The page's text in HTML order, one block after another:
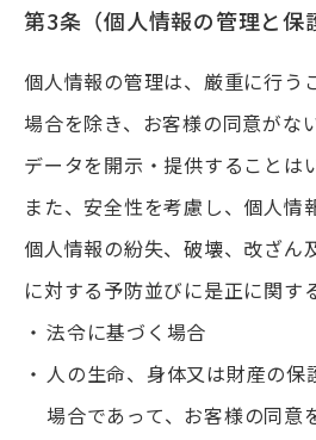
第3条（個人情報の管理と保
個人情報の管理は、厳重に行う
場合を除き、お客様の同意がな
データを開示・提供することは
また、安全性を考慮し、個人情
個人情報の紛失、破壊、改ざん
に対する予防並びに是正に関す
法令に基づく場合
人の生命、身体又は財産の保
場合であって、お客様の同意